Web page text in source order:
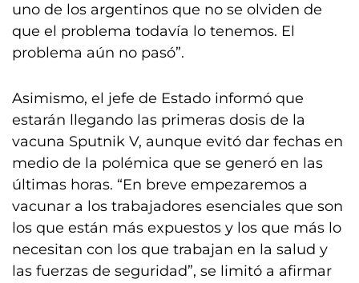
uno de los argentinos que no se olviden de
que el problema todavía lo tenemos. El
problema aún no pasó”.
Asimismo, el jefe de Estado informó que
estarán llegando las primeras dosis de la
vacuna Sputnik V, aunque evitó dar fechas en
medio de la polémica que se generó en las
últimas horas. “En breve empezaremos a
vacunar a los trabajadores esenciales que son
los que están más expuestos y los que más lo
necesitan con los que trabajan en la salud y
las fuerzas de seguridad”, se limitó a afirmar